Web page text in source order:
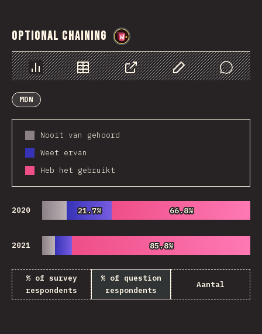
Optional Chaining
Chart Data Share Customize Data
Comments
MDN
Nooit van gehoord
Weet ervan
Heb het gebruikt
2020 21.7%
21.7% 66.8%
66.8%
2021 85.8%
85.8%
% of survey
respondents
% of question
respondents
Aantal